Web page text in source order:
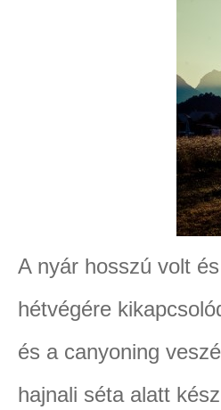
A nyár hosszú volt
hétvégére
és a canyoning
hajnali séta alatt